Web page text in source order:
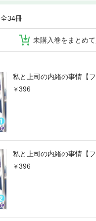
全34冊
未購入巻をまとめて
私と上司の内緒の事情【
396
私と上司の内緒の事情【
396